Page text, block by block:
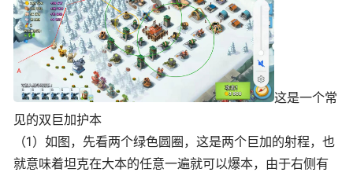
这是一个常
见的双巨加护本
（1）如图，先看两个绿色圆圈，这是两个巨加的射程，也
就意味着坦克在大本的任意一遍就可以爆本，由于右侧有